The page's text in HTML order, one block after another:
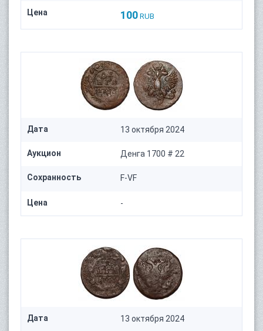
Цена 100 RUB
Дата 13 октября 2024
Аукцион Денга 1700 # 22
Сохранность F-VF
Цена -
Дата 13 октября 2024